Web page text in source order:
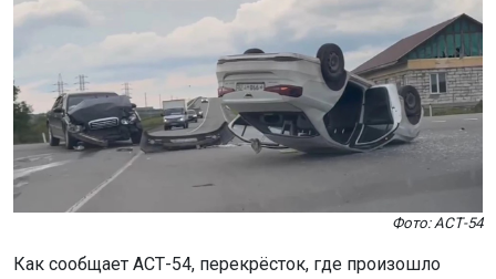
Фото: АСТ-54
Как сообщает АСТ-54, перекрёсток, где произошло